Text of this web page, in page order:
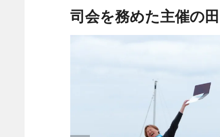
司会を務めた主催の